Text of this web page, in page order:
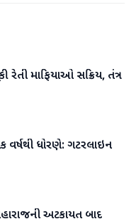
રેતી માફિયાઓ સક્રિય, તંત્ર
વર્ષથી ધોરણે: ગટરલાઇન
અટકાયત બાદ